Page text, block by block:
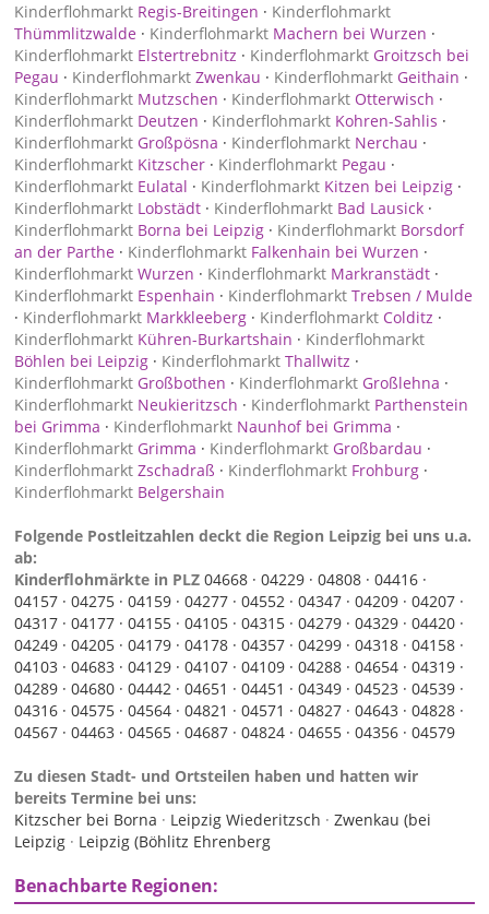
Kinderflohmarkt Regis-Breitingen · Kinderflohmarkt
Thümmlitzwalde · Kinderflohmarkt Machern bei Wurzen ·
Kinderflohmarkt Elstertrebnitz · Kinderflohmarkt Groitzsch bei
Pegau · Kinderflohmarkt Zwenkau · Kinderflohmarkt Geithain ·
Kinderflohmarkt Mutzschen · Kinderflohmarkt Otterwisch ·
Kinderflohmarkt Deutzen · Kinderflohmarkt Kohren-Sahlis ·
Kinderflohmarkt Großpösna · Kinderflohmarkt Nerchau ·
Kinderflohmarkt Kitzscher · Kinderflohmarkt Pegau ·
Kinderflohmarkt Eulatal · Kinderflohmarkt Kitzen bei Leipzig ·
Kinderflohmarkt Lobstädt · Kinderflohmarkt Bad Lausick ·
Kinderflohmarkt Borna bei Leipzig · Kinderflohmarkt Borsdorf
an der Parthe · Kinderflohmarkt Falkenhain bei Wurzen ·
Kinderflohmarkt Wurzen · Kinderflohmarkt Markranstädt ·
Kinderflohmarkt Espenhain · Kinderflohmarkt Trebsen / Mulde
· Kinderflohmarkt Markkleeberg · Kinderflohmarkt Colditz ·
Kinderflohmarkt Kühren-Burkartshain · Kinderflohmarkt
Böhlen bei Leipzig · Kinderflohmarkt Thallwitz ·
Kinderflohmarkt Großbothen · Kinderflohmarkt Großlehna ·
Kinderflohmarkt Neukieritzsch · Kinderflohmarkt Parthenstein
bei Grimma · Kinderflohmarkt Naunhof bei Grimma ·
Kinderflohmarkt Grimma · Kinderflohmarkt Großbardau ·
Kinderflohmarkt Zschadraß · Kinderflohmarkt Frohburg ·
Kinderflohmarkt Belgershain
Folgende Postleitzahlen deckt die Region Leipzig bei uns u.a.
ab:
Kinderflohmärkte in PLZ04668 ·04229 ·04808 ·04416 ·
04157 ·04275 ·04159 ·04277 ·04552 ·04347 ·04209 ·04207 ·
04317 ·04177 ·04155 ·04105 ·04315 ·04279 ·04329 ·04420 ·
04249 ·04205 ·04179 ·04178 ·04357 ·04299 ·04318 ·04158 ·
04103 ·04683 ·04129 ·04107 ·04109 ·04288 ·04654 ·04319 ·
04289 ·04680 ·04442 ·04651 ·04451 ·04349 ·04523 ·04539 ·
04316 ·04575 ·04564 ·04821 ·04571 ·04827 ·04643 ·04828 ·
04567 ·04463 ·04565 ·04687 ·04824 ·04655 ·04356 ·04579
Zu diesen Stadt- und Ortsteilen haben und hatten wir
bereits Termine bei uns:
Kitzscher bei Borna · Leipzig Wiederitzsch ·Zwenkau (bei
Leipzig · Leipzig (Böhlitz Ehrenberg
Benachbarte Regionen: